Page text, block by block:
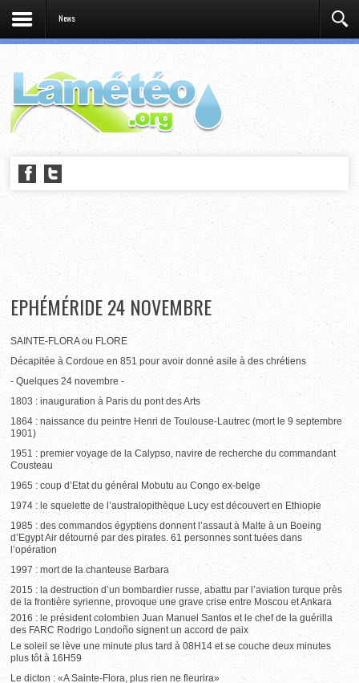
News
EPHÉMÉRIDE 24 NOVEMBRE
SAINTE-FLORA ou FLORE
Décapitée à Cordoue en 851 pour avoir donné asile à des chrétiens
- Quelques 24 novembre -
1803 : inauguration à Paris du pont des Arts
1864 : naissance du peintre Henri de Toulouse-Lautrec (mort le 9 septembre
1901)
1951 : premier voyage de la Calypso, navire de recherche du commandant
Cousteau
1965 : coup d’Etat du général Mobutu au Congo ex-belge
1974 : le squelette de l’australopithèque Lucy est découvert en Ethiopie
1985 : des commandos égyptiens donnent l’assaut à Malte à un Boeing
d’Egypt Air détourné par des pirates. 61 personnes sont tuées dans
l’opération
1997 : mort de la chanteuse Barbara
2015 : la destruction d’un bombardier russe, abattu par l’aviation turque près
de la frontière syrienne, provoque une grave crise entre Moscou et Ankara
2016 : le président colombien Juan Manuel Santos et le chef de la guérilla
des FARC Rodrigo Londoño signent un accord de paix
Le soleil se lève une minute plus tard à 08H14 et se couche deux minutes
plus tôt à 16H59
Le dicton : «A Sainte-Flora, plus rien ne fleurira»